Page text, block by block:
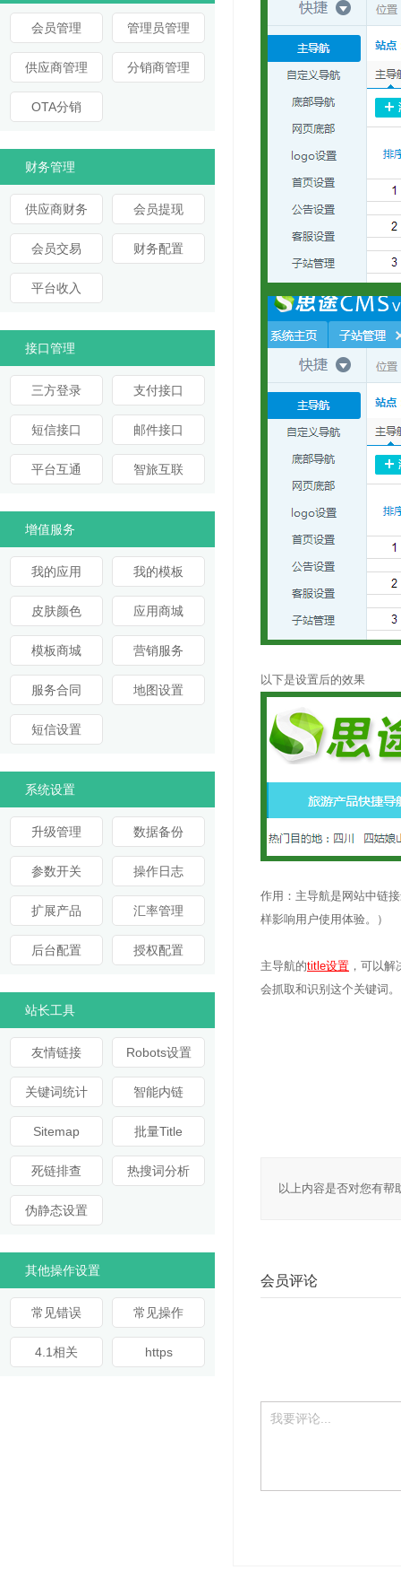
会员管理 管理员管理
供应商管理 分销商管理
OTA分销
财务管理
供应商财务 会员提现
会员交易 财务配置
平台收入
接口管理
三方登录 支付接口
短信接口 邮件接口
平台互通 智旅互联
增值服务
我的应用 我的模板
皮肤颜色 应用商城
模板商城 营销服务
服务合同 地图设置
短信设置
系统设置
升级管理 数据备份
参数开关 操作日志
扩展产品 汇率管理
后台配置 授权配置
站长工具
友情链接 Robots设置
关键词统计 智能内链
Sitemap 批量Title
死链排查 热搜词分析
伪静态设置
其他操作设置
常见错误 常见操作
4.1相关 https
以下是设置后的效果
作用：主导航是网站中链
样影响用户使用体验。）
主导航的title设置 ，可以
会抓取和识别这个关键词。
以上内容是否对您有帮
会员评论